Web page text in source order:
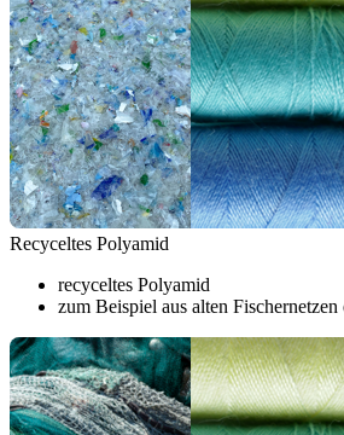
Recyceltes Polyamid
recyceltes Polyamid
zum Beispiel aus alten